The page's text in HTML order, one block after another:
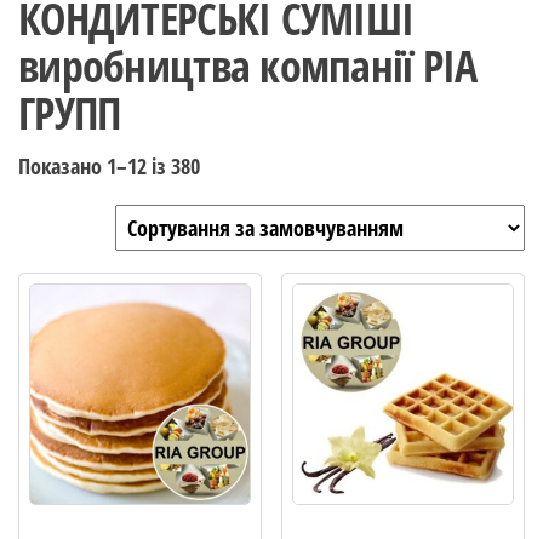
КОНДИТЕРСЬКІ СУМІШІ
виробництва компанії РІА
ГРУПП
Показано 1–12 із 380